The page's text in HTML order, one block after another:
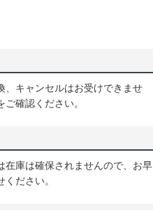
、キャンセルはお受けできませ
ご確認ください。
在庫は確保されませんので、お早
ださい。